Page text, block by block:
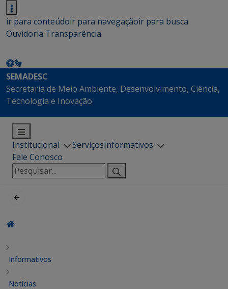
ir para conteúdoir para navegaçãoir para busca
Ouvidoria Transparência
SEMADESC
Secretaria de Meio Ambiente, Desenvolvimento, Ciência,
Tecnologia e Inovação
Institucional ServiçosInformativos
Fale Conosco
Pesquisar
por:
Informativos
Notícias